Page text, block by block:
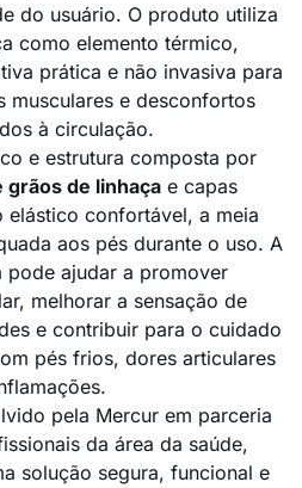
do usuário. O produto utiliza
como elemento térmico,
prática e não invasiva para
musculares e desconfortos
à circulação.
e estrutura composta por
grãos de linhaça e capas
elástico confortável, a meia
aos pés durante o uso. A
pode ajudar a promover
melhorar a sensação de
e contribuir para o cuidado
pés frios, dores articulares
pela Mercur em parceria
da área da saúde,
solução segura, funcional e